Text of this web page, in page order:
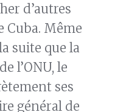
d’autres
Cuba. Même
suite que la
l’ONU, le
ses
général de